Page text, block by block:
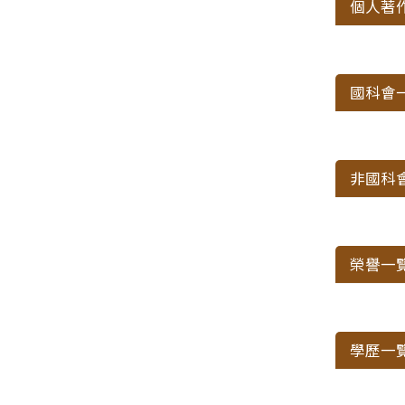
個人著
國科會
非國科
榮譽一
學歷一